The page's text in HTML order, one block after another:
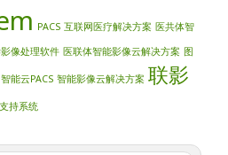
PACS 互联网医疗解决方案 医共体智
像处理软件 医联体智能影像云解决方案 图
智能云PACS 智能影像云解决方案 联影
持系统